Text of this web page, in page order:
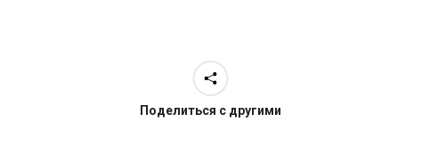
Поделиться с другими